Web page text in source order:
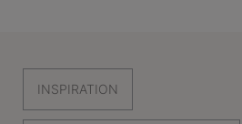
INSPIRATION